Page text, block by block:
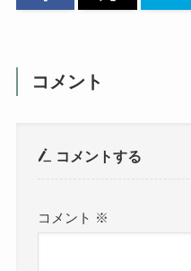
コメント
コメントする
コメント ※